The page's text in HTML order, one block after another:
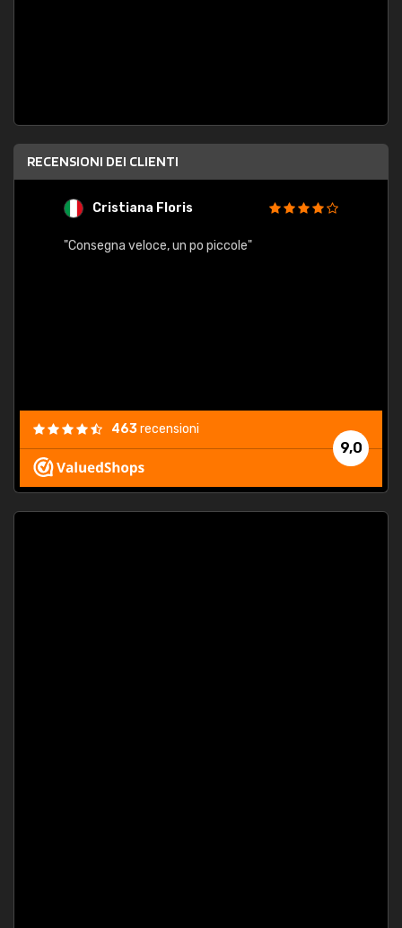
RECENSIONI DEI CLIENTI
Cristiana Floris
"Consegna veloce, un po piccole"
9,0
463recensioni